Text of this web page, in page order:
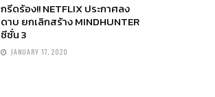
กรีดร้อง!! NETFLIX ประกาศลง
ดาบ ยกเลิกสร้าง MINDHUNTER
ซีซั่น 3
JANUARY 17, 2020